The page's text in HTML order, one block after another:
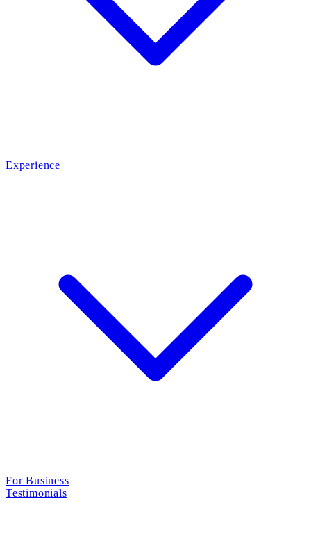
Experience
For Business
Testimonials